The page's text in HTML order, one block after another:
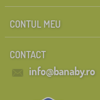
CONTUL MEU
CONTACT
info@banaby.ro